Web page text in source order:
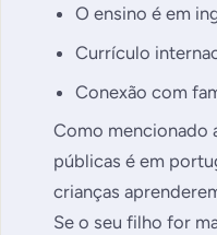
O ensino é em
Currículo
Conexão com
Como mencionado
públicas é em
crianças
Se o seu filho for